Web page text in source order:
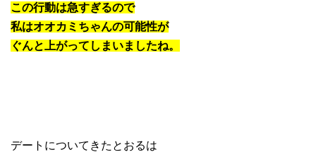
この行動は急すぎるので
私はオオカミちゃんの可能性が
ぐんと上がってしまいましたね。
デートについてきたとおるは